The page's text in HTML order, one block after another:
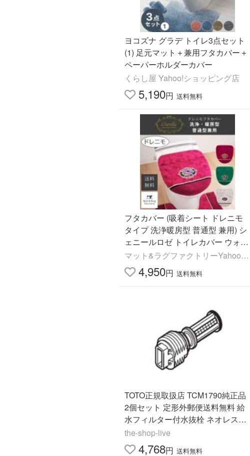
ヨコズナ グラデ トイレ3点セット
(1) 足元マット＋兼用フタカバー＋
ペーパーホルダーカバー
くらし屋 Yahoo!ショッピング店
5,190円 送料無料
フタカバー (吸着シート ドレニモ
タイプ 洗浄暖房型 普通型 兼用) シ
ェニールロゼ トイレカバー ウォシ
ュレット 高級 シェニール織 洗える
オカ
マット&ラグファクトリーYahoo!
店 4,950円 送料無料
TOTO正規取扱店 TCM1790純正品
2個セット 定形外郵便送料無料 給
水フィルター付水抜栓 ネオレスト
NX アプリコット Pタイプ ウォシ
ュレット部品 補修品
the-shop-live
4,768円 送料無料